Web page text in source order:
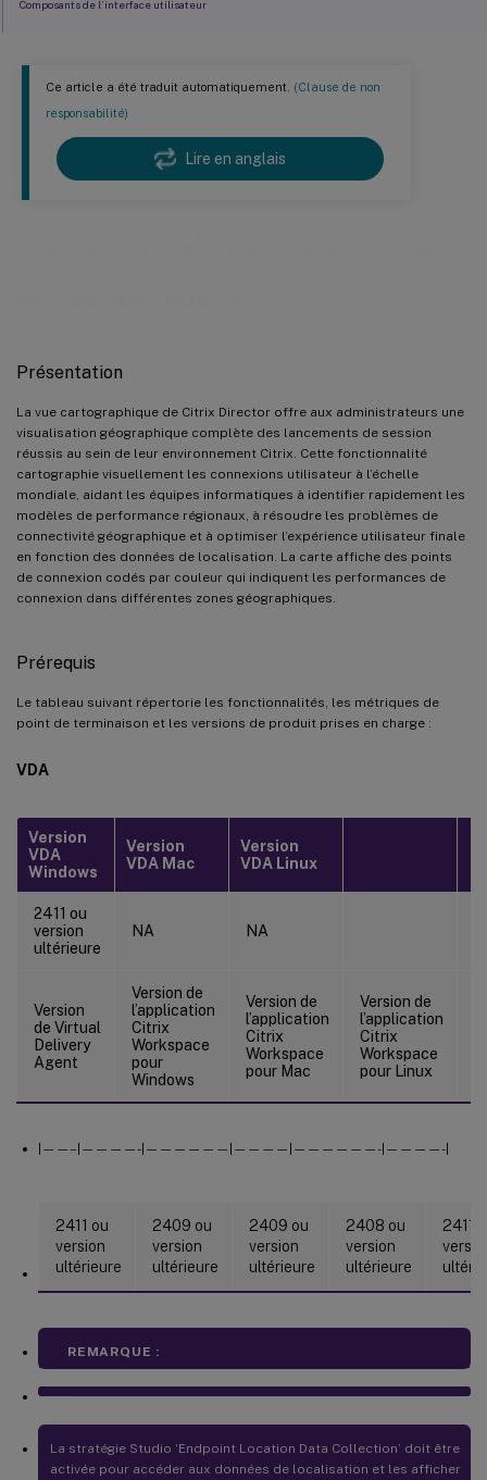
Ce article a été traduit automatiquement. (Clause de non
responsabilité)
Lire en anglais
Présentation
La vue cartographique de Citrix Director offre aux administrateurs une
visualisation géographique complète des lancements de session
réussis au sein de leur environnement Citrix. Cette fonctionnalité
cartographie visuellement les connexions utilisateur à l’échelle
mondiale, aidant les équipes informatiques à identifier rapidement les
modèles de performance régionaux, à résoudre les problèmes de
connectivité géographique et à optimiser l’expérience utilisateur finale
en fonction des données de localisation. La carte affiche des points
de connexion codés par couleur qui indiquent les performances de
connexion dans différentes zones géographiques.
Prérequis
Le tableau suivant répertorie les fonctionnalités, les métriques de
point de terminaison et les versions de produit prises en charge :
VDA
Version
VDA
Windows
Version
VDA Mac
Version
VDA Linux
2411 ou
version
ultérieure
NA NA
Version
de Virtual
Delivery
Agent
Version de
l’application
Citrix
Workspace
pour
Windows
Version de
l’application
Citrix
Workspace
pour Mac
Version de
l’application
Citrix
Workspace
pour Linux
|——–|————-|——————|————|——————-|————-|
2411 ou
version
ultérieure
2409 ou
version
ultérieure
2409 ou
version
ultérieure
2408 ou
version
ultérieure
2411
REMARQUE :
La stratégie Studio ‘Endpoint Location Data Collection’ doit être
activée pour accéder aux données de localisation et les afficher
Composants de l’interface utilisateur
Classification des performances
Légende de la carte et contrôles de seuil
Utilisation de la vue cartographique
Dépannage des performances régionales
Planification de la capacité
Évaluation du déploiement global
Optimisation des seuils
Dépannage
Données géographiques manquantes
Problèmes d’actualisation des données
Bonnes pratiques